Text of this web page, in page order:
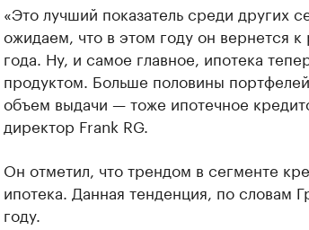
«Это лучший показатель среди других
ожидаем, что в этом году он вернется
года. Ну, и самое главное, ипотека
продуктом. Больше половины
объем выдачи — тоже ипотечное
директор Frank RG.
Он отметил, что трендом в сегменте
ипотека. Данная тенденция, по словам
году.